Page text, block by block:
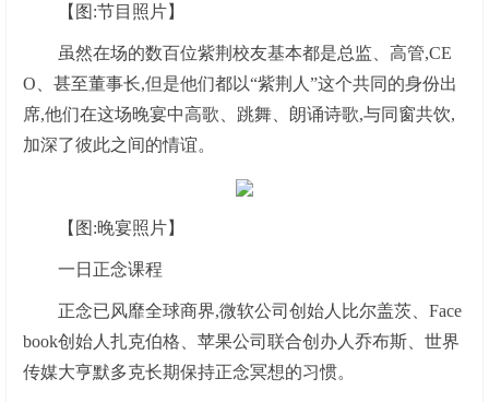
【图:节目照片】
虽然在场的数百位紫荆校友基本都是总监、高管,CE
O、甚至董事长,但是他们都以“紫荆人”这个共同的身份出
席,他们在这场晚宴中高歌、跳舞、朗诵诗歌,与同窗共饮,
加深了彼此之间的情谊。
【图:晚宴照片】
一日正念课程
正念已风靡全球商界,微软公司创始人比尔盖茨、Face
book创始人扎克伯格、苹果公司联合创办人乔布斯、世界
传媒大亨默多克长期保持正念冥想的习惯。